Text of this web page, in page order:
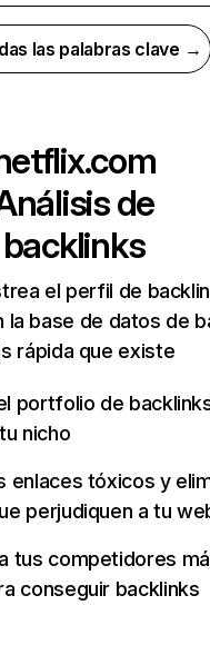
las palabras clave →
de
backlinks
el perfil de
la base de datos de
rápida que existe
portfolio de
nicho
enlaces tóxicos y
perjudiquen a tu
tus competidores
conseguir backlinks